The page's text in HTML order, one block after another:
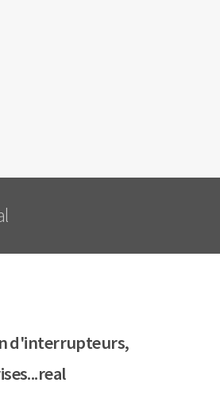
d'interrupteurs,